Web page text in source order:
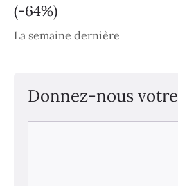
(-64%)
La semaine dernière
Donnez-nous